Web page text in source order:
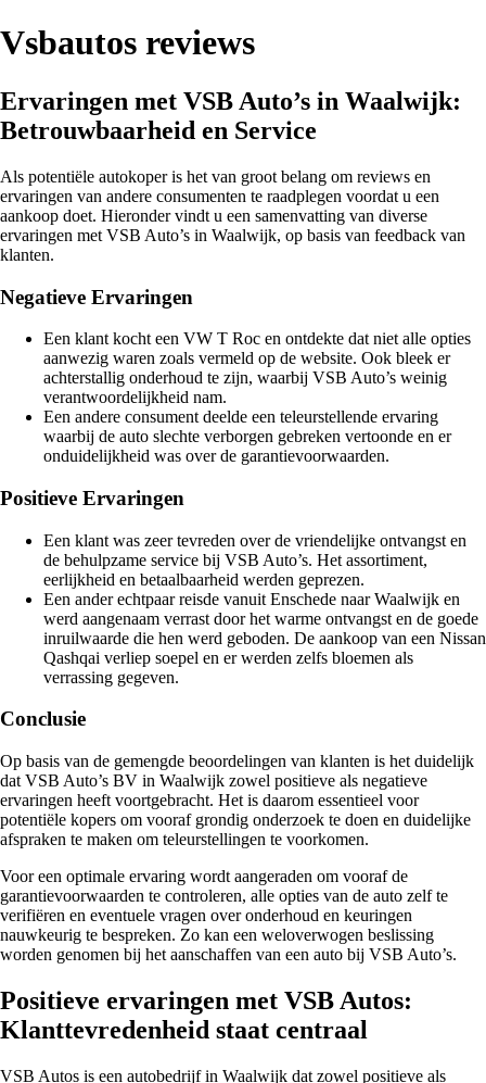
Vsbautos reviews
Ervaringen met VSB Auto’s in Waalwijk:
Betrouwbaarheid en Service
Als potentiële autokoper is het van groot belang om reviews en
ervaringen van andere consumenten te raadplegen voordat u een
aankoop doet. Hieronder vindt u een samenvatting van diverse
ervaringen met VSB Auto’s in Waalwijk, op basis van feedback van
klanten.
Negatieve Ervaringen
Een klant kocht een VW T Roc en ontdekte dat niet alle opties
aanwezig waren zoals vermeld op de website. Ook bleek er
achterstallig onderhoud te zijn, waarbij VSB Auto’s weinig
verantwoordelijkheid nam.
Een andere consument deelde een teleurstellende ervaring
waarbij de auto slechte verborgen gebreken vertoonde en er
onduidelijkheid was over de garantievoorwaarden.
Positieve Ervaringen
Een klant was zeer tevreden over de vriendelijke ontvangst en
de behulpzame service bij VSB Auto’s. Het assortiment,
eerlijkheid en betaalbaarheid werden geprezen.
Een ander echtpaar reisde vanuit Enschede naar Waalwijk en
werd aangenaam verrast door het warme ontvangst en de goede
inruilwaarde die hen werd geboden. De aankoop van een Nissan
Qashqai verliep soepel en er werden zelfs bloemen als
verrassing gegeven.
Conclusie
Op basis van de gemengde beoordelingen van klanten is het duidelijk
dat VSB Auto’s BV in Waalwijk zowel positieve als negatieve
ervaringen heeft voortgebracht. Het is daarom essentieel voor
potentiële kopers om vooraf grondig onderzoek te doen en duidelijke
afspraken te maken om teleurstellingen te voorkomen.
Voor een optimale ervaring wordt aangeraden om vooraf de
garantievoorwaarden te controleren, alle opties van de auto zelf te
verifiëren en eventuele vragen over onderhoud en keuringen
nauwkeurig te bespreken. Zo kan een weloverwogen beslissing
worden genomen bij het aanschaffen van een auto bij VSB Auto’s.
Positieve ervaringen met VSB Autos:
Klanttevredenheid staat centraal
VSB Autos is een autobedrijf in Waalwijk dat zowel positieve als